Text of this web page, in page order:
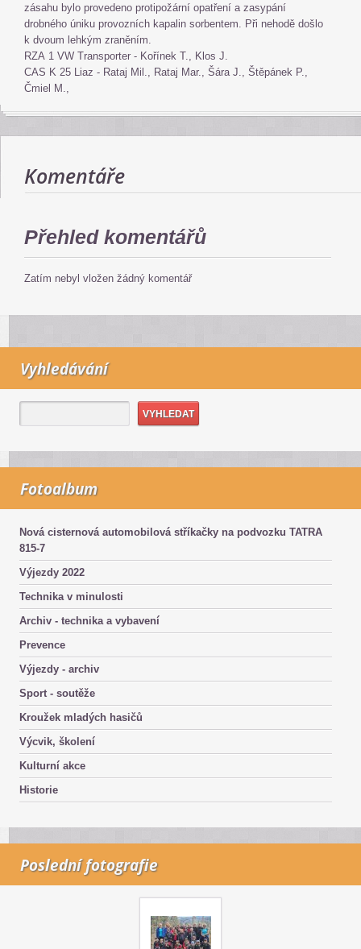
zásahu bylo provedeno protipožární opatření a zasypání
drobného úniku provozních kapalin sorbentem. Při nehodě došlo
k dvoum lehkým zraněním.
RZA 1 VW Transporter - Kořínek T., Klos J.
CAS K 25 Liaz - Rataj Mil., Rataj Mar., Šára J., Štěpánek P.,
Čmiel M.,
Komentáře
Přehled komentářů
Zatím nebyl vložen žádný komentář
Vyhledávání
Fotoalbum
Nová cisternová automobilová stříkačky na podvozku TATRA
815-7
Výjezdy 2022
Technika v minulosti
Archiv - technika a vybavení
Prevence
Výjezdy - archiv
Sport - soutěže
Kroužek mladých hasičů
Výcvik, školení
Kulturní akce
Historie
Poslední fotografie